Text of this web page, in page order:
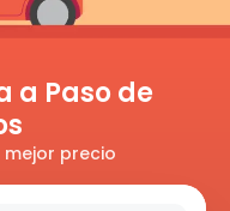
a Paso de
precio